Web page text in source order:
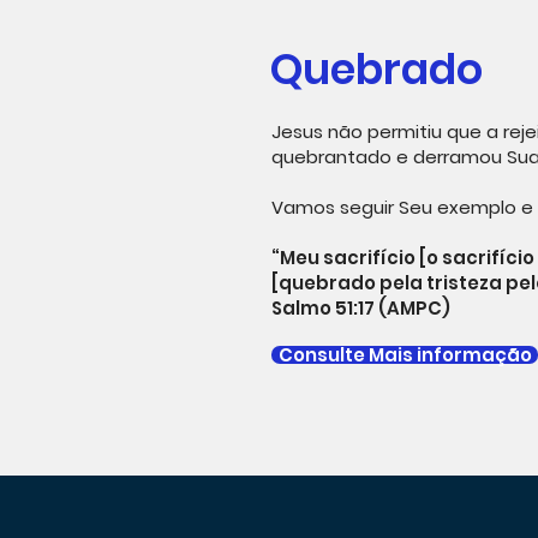
Quebrado
Jesus não permitiu que a
quebrantado e derramou
Vamos seguir Seu exemplo
“Meu sacrifício [o
[quebrado pela tristeza
Salmo 51:17 (AMPC)
Consulte Mais informação